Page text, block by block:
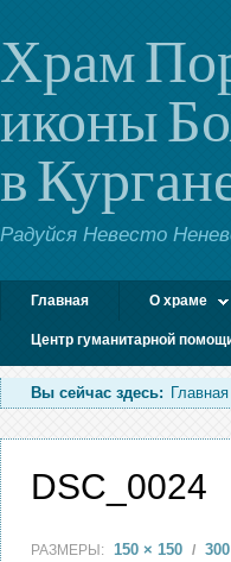
Храм
иконы
в
Радуйся Невесто
Главная О храме
Центр гуманитарной
Вы сейчас здесь: Главная
DSC_0024
РАЗМЕРЫ: 150 × 150 /